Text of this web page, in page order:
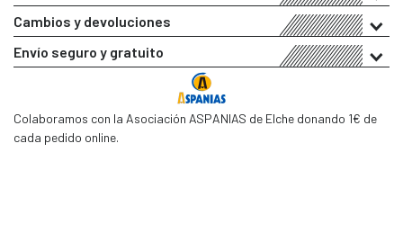
Cambios y devoluciones
Envío seguro y gratuito
Colaboramos con la Asociación ASPANIAS de Elche donando 1€ de
cada pedido online.